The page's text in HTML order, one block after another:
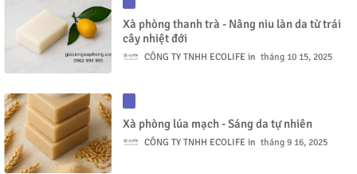
Xà phòng thanh trà - Nâng niu làn da từ trái
cây nhiệt đới
CÔNG TY TNHH ECOLIFE tháng 10 15, 2025
Xà phòng lúa mạch - Sáng da tự nhiên
CÔNG TY TNHH ECOLIFE tháng 9 16, 2025